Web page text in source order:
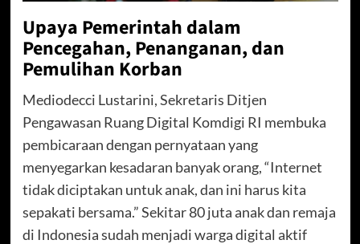
Upaya Pemerintah dalam
Pencegahan, Penanganan, dan
Pemulihan Korban
Mediodecci Lustarini, Sekretaris Ditjen
Pengawasan Ruang Digital Komdigi RI membuka
pembicaraan dengan pernyataan yang
menyegarkan kesadaran banyak orang, “Internet
tidak diciptakan untuk anak, dan ini harus kita
sepakati bersama.” Sekitar 80 juta anak dan remaja
di Indonesia sudah menjadi warga digital aktif